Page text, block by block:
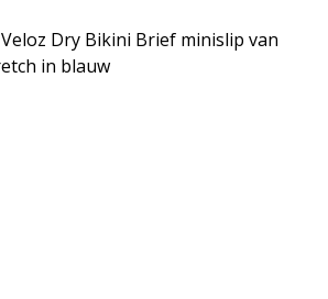
Dry Bikini Brief minislip van
in blauw